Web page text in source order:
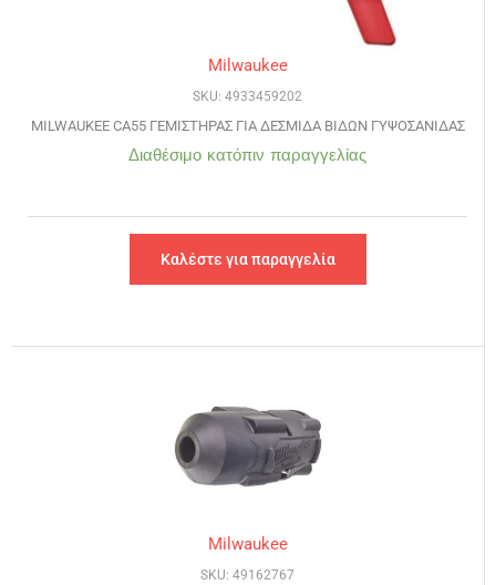
Milwaukee
SKU: 4933459202
MILWAUKEE CA55 ΓΕΜΙΣΤΗΡΑΣ ΓΙΑ ΔΕΣΜΙΔΑ ΒΙΔΩΝ ΓΥΨΟΣΑΝΙΔΑΣ
Διαθέσιμο κατόπιν παραγγελίας
Καλέστε για παραγγελία
Milwaukee
SKU: 49162767